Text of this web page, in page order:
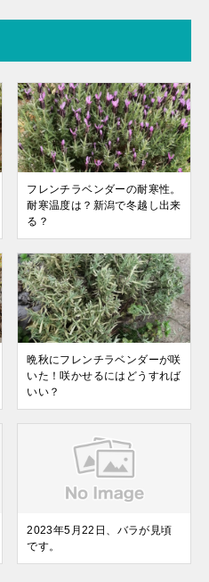
フレンチラベンダーの耐寒性。
耐寒温度は？新潟で冬越し出来
る？
晩秋にフレンチラベンダーが咲
いた！咲かせるにはどうすれば
いい？
2023年5月22日、バラが見頃
です。